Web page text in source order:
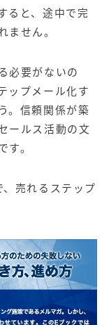
ると、途中で完
せん。
必要がないの
ップメール化す
。信頼関係が築
ールス活動の文
。
売れるステップ